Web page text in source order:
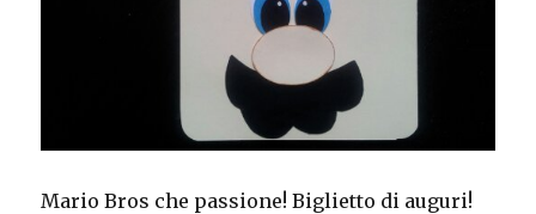
Mario Bros che passione! Biglietto di auguri!